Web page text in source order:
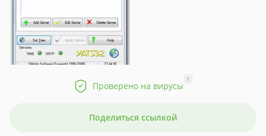
Проверено на вирусы
?
Поделиться ссылкой